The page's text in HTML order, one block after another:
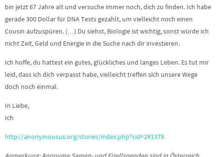
bin jetzt 67 Jahre alt und versuche immer noch, dich zu finden. Ich habe
gerade 300 Dollar für DNA Tests gezahlt, um vielleicht noch einen
Cousin aufzuspüren. (…) Du siehst, Biologie ist wichtig, sonst würde ich
nicht Zeit, Geld und Energie in die Suche nach dir investieren.
Ich hoffe, du hattest ein gutes, glückliches und langes Leben. Es tut mir
leid, dass ich dich verpasst habe, vielleicht treffen sich unsere Wege
doch noch einmal.
In Liebe,
Ich
http://anonymousus.org/stories/index.php?cid=2#1378